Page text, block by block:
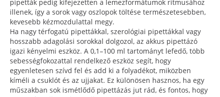
pipetták pedig kifejezetten a lemezformátumok ritmusához
illenek, így a sorok vagy oszlopok töltése természetesebben,
kevesebb kézmozdulattal megy.
Ha nagy térfogatú pipettákkal, szerológiai pipettákkal vagy
hosszabb adagolási sorokkal dolgozol, az akkus pipettázó
igazi kényelmi eszköz. A 0,1–100 ml tartományt lefedő, több
sebességfokozattal rendelkező eszköz segít, hogy
egyenletesen szívd fel és add ki a folyadékot, miközben
kíméli a csuklót és az ujjakat. Ez különösen hasznos, ha egy
műszakban sok ismétlődő pipettázás jut rád, és fontos, hogy